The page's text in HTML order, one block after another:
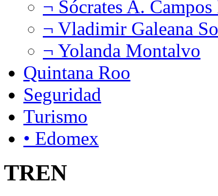
¬ Sócrates A.
¬ Vladimir Galeana
¬ Yolanda Montalvo
Quintana Roo
Seguridad
Turismo
• Edomex
TREN